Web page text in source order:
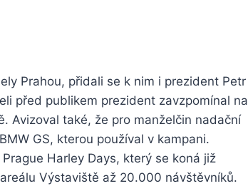
Prahou, přidali se k nim i prezident Petr
před publikem prezident zavzpomínal na
Avizoval také, že pro manželčin nadační
GS, kterou používal v kampani.
Harley Days, který se koná již
Výstaviště až 20.000 návštěvníků.